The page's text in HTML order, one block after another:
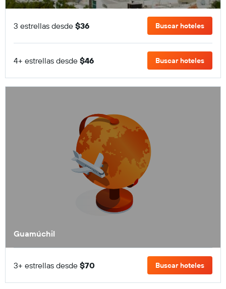
3 estrellas desde $36 Buscar hoteles
4+ estrellas desde $46 Buscar hoteles
Guamúchil
3+ estrellas desde $70 Buscar hoteles